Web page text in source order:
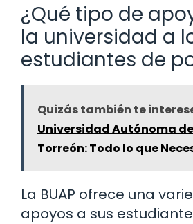
¿Qué tipo de
la universidad a
estudiantes de
Quizás también te
Universidad Autónoma
Torreón: Todo lo que
La BUAP ofrece una
apoyos a sus